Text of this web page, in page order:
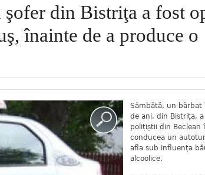
şofer din Bistriţa a fost
înainte de a produce o
Sâmbătă, un bărbat
de ani, din Bistrița,
polițiștii din Beclean
conducea un
afla sub influența
alcoolice.